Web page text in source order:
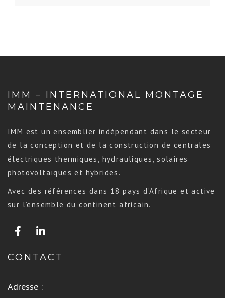
IMM – INTERNATIONAL MONTAGE
MAINTENANCE
IMM est un ensemblier indépendant dans le secteur
de la conception et de la construction de centrales
électriques thermiques, hydrauliques, solaires
photovoltaïques et hybrides.
Avec des références dans 18 pays d’Afrique et active
sur l’ensemble du continent africain.
CONTACT
Adresse :